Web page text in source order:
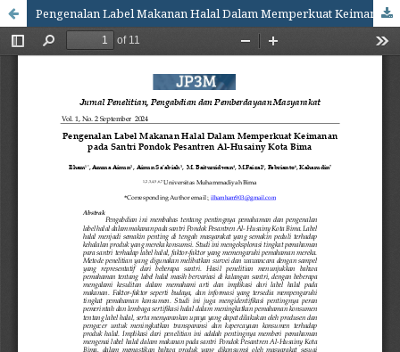
Pengenalan Label Makanan Halal Dalam Memperkuat Keimanan pada Santri Pondok Pesantren Al-Husainy Kota Bima